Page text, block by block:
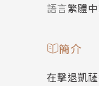
語言繁體
簡介
在擊退凱